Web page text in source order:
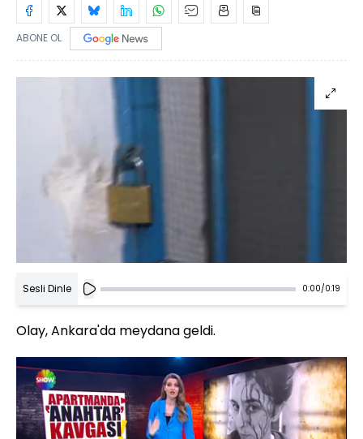
ABONE OL
Sesli Dinle 0:00/0:19
Olay, Ankara'da meydana geldi.